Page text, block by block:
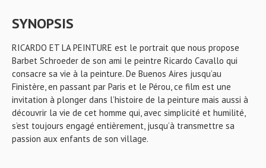
SYNOPSIS
RICARDO ET LA PEINTURE est le portrait que nous propose
Barbet Schroeder de son ami le peintre Ricardo Cavallo qui
consacre sa vie à la peinture. De Buenos Aires jusqu’au
Finistère, en passant par Paris et le Pérou, ce film est une
invitation à plonger dans l’histoire de la peinture mais aussi à
découvrir la vie de cet homme qui, avec simplicité et humilité,
s’est toujours engagé entièrement, jusqu’à transmettre sa
passion aux enfants de son village.